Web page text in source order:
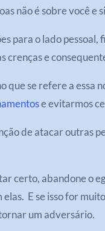
não é sobre você e
para o lado
crenças e
que se refere a essa
e evitarmos
de atacar outras
certo, abandone o
E se isso for
um adversário.